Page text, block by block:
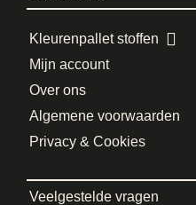
Kleurenpallet stoffen
Mijn account
Over ons
Algemene voorwaarden
Privacy & Cookies
Veelgestelde vragen